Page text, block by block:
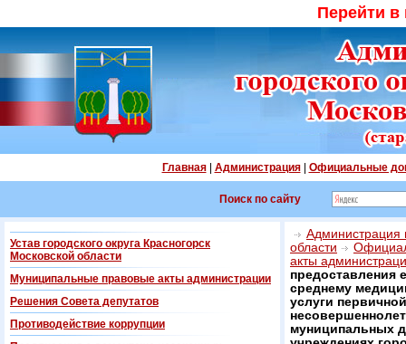
Перейти
Главная| Администрация| Официальные
Поиск по сайту
Устав городского округа Красногорск
Московской области
Муниципальные правовые акты администрации
Решения Совета депутатов
Противодействие коррупции
Администрация
области
акты
предоставления
среднему
услуги
муниципальных